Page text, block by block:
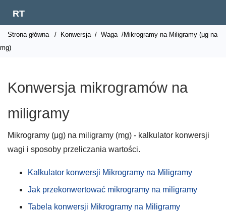
RT
Strona główna / Konwersja / Waga /Mikrogramy na Miligramy (μg na
mg)
Konwersja mikrogramów na
miligramy
Mikrogramy (μg) na miligramy (mg) - kalkulator konwersji
wagi i sposoby przeliczania wartości.
Kalkulator konwersji Mikrogramy na Miligramy
Jak przekonwertować mikrogramy na miligramy
Tabela konwersji Mikrogramy na Miligramy